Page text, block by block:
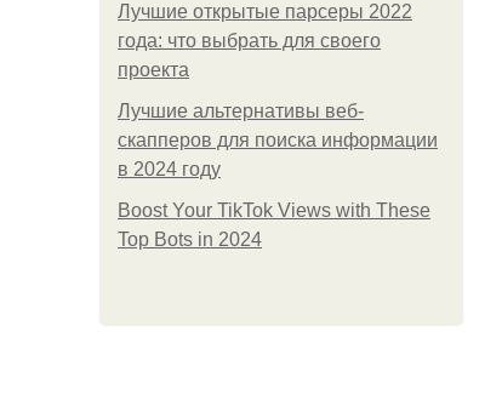
Лучшие открытые парсеры 2022
года: что выбрать для своего
проекта
Лучшие альтернативы веб-
скапперов для поиска информации
в 2024 году
Boost Your TikTok Views with These
Top Bots in 2024